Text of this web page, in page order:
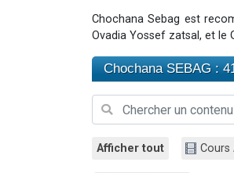
Chochana Sebag est
Ovadia Yossef zatsal, et le
Chochana SEBAG :
Afficher tout Cours